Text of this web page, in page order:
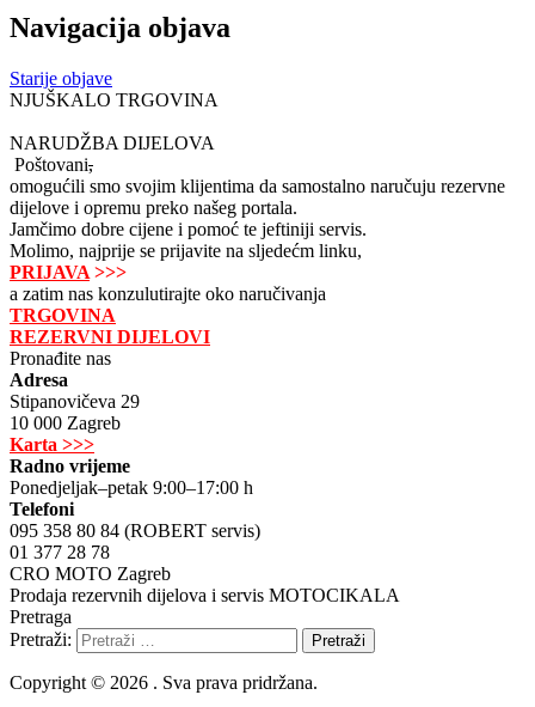
Navigacija objava
Starije objave
NJUŠKALO TRGOVINA
NARUDŽBA DIJELOVA
Poštovani,
omogućili smo svojim klijentima da samostalno naručuju rezervne
dijelove i opremu preko našeg portala.
Jamčimo dobre cijene i pomoć te jeftiniji servis.
Molimo, najprije se prijavite na sljedećm linku,
PRIJAVA >>>
a zatim nas konzulutirajte oko naručivanja
TRGOVINA
REZERVNI DIJELOVI
Pronađite nas
Adresa
Stipanovičeva 29
10 000 Zagreb
Karta >>>
Radno vrijeme
Ponedjeljak–petak 9:00–17:00 h
Telefoni
095 358 80 84 (ROBERT servis)
01 377 28 78
CRO MOTO Zagreb
Prodaja rezervnih dijelova i servis MOTOCIKALA
Pretraga
Pretraži:
Copyright © 2026 . Sva prava pridržana.